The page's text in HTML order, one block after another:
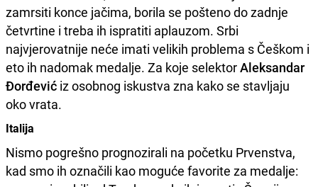
zamrsiti konce jačima, borila se pošteno do zadnje
četvrtine i treba ih ispratiti aplauzom. Srbi
najvjerovatnije neće imati velikih problema s Češkom i
eto ih nadomak medalje. Za koje selektorAleksandar
Đorđević iz osobnog iskustva zna kako se stavljaju
oko vrata.
Italija
Nismo pogrešno prognozirali na početku Prvenstva,
kad smo ih označili kao moguće favorite za medalje: